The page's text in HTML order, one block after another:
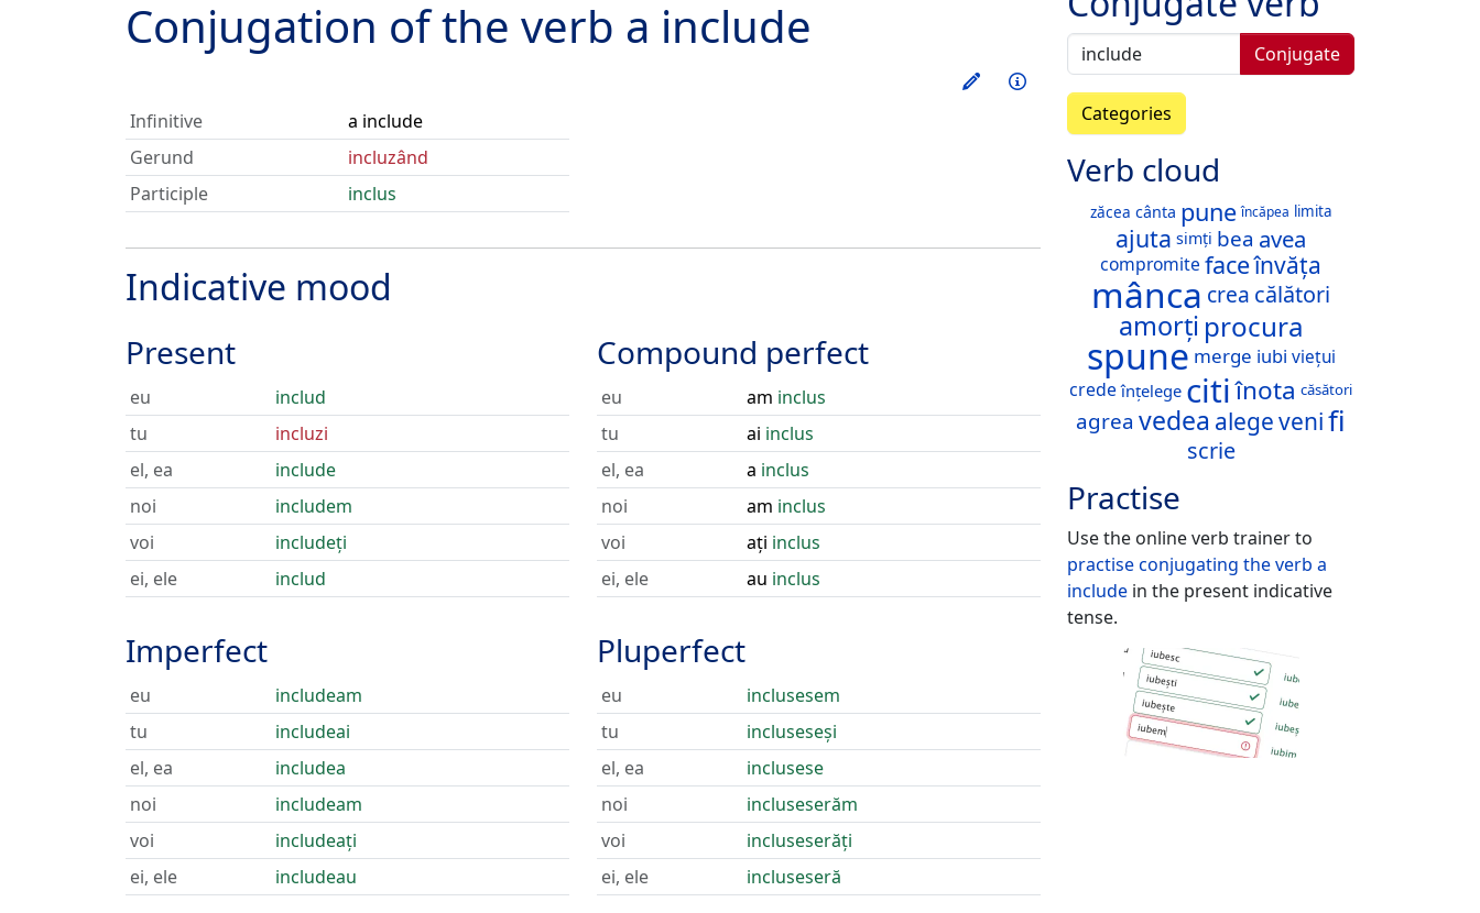
Conjugation of the verb a include
Train this verb
Info
Infinitive
a include
Gerund
incluzând
Participle
inclus
Indicative mood
Present
eu
includ
tu
incluzi
el, ea
include
noi
includem
voi
includeți
ei, ele
includ
Imperfect
eu
includeam
tu
includeai
el, ea
includea
noi
includeam
voi
includeați
ei, ele
includeau
Compound perfect
eu am inclus
tu
ai inclus
el, ea
a inclus
noi
am inclus
voi
ați inclus
ei, ele
au inclus
Pluperfect
eu
inclusesem
tu
incluseseși
el, ea
inclusese
noi
incluseserăm
voi
incluseserăți
ei, ele
incluseseră
Conjugate
Categories
Verb cloud
zăcea cânta pune încăpea limita
ajuta simți bea avea
compromite faceînvăța
mânca crea călători
amorți procura
spune merge iubi viețui
crede înțelege citiînota căsători
agrea vedea alegevenifi
scrie
Practise
Use the online verb trainer to
practise conjugating the verb a
include in the present indicative
tense.